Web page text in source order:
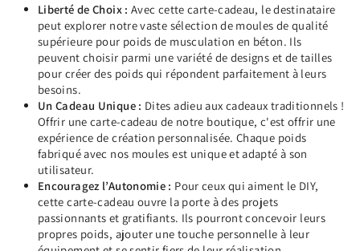
Liberté de Choix : Avec cette carte-cadeau, le destinataire
peut explorer notre vaste sélection de moules de qualité
supérieure pour poids de musculation en béton. Ils
peuvent choisir parmi une variété de designs et de tailles
pour créer des poids qui répondent parfaitement à leurs
besoins.
Un Cadeau Unique : Dites adieu aux cadeaux traditionnels !
Offrir une carte-cadeau de notre boutique, c'est offrir une
expérience de création personnalisée. Chaque poids
fabriqué avec nos moules est unique et adapté à son
utilisateur.
Encouragez l’Autonomie : Pour ceux qui aiment le DIY,
cette carte-cadeau ouvre la porte à des projets
passionnants et gratifiants. Ils pourront concevoir leurs
propres poids, ajouter une touche personnelle à leur